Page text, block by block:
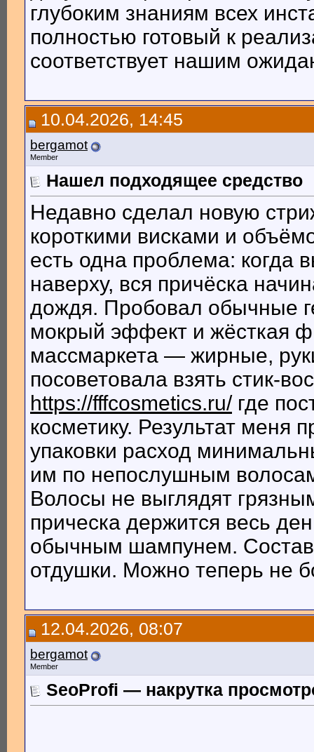
глубоким знаниям всех
полностью готовый к
соответствует нашим
10.04.2026, 14:45
bergamot
Member
Нашел подходящее средство
Недавно сделал новую
короткими висками и
есть одна проблема: когда
наверху, вся причёска
дождя. Пробовал обычные
мокрый эффект и жёсткая
массмаркета — жирные,
посоветовала взять стик-
https://fffcosmetics.ru/где
косметику. Результат меня
упаковки расход
им по непослушным
Волосы не выглядят
прическа держится весь
обычным шампунем. Состав
отдушки. Можно теперь не
12.04.2026, 08:07
bergamot
Member
SeoProfi — накрутка